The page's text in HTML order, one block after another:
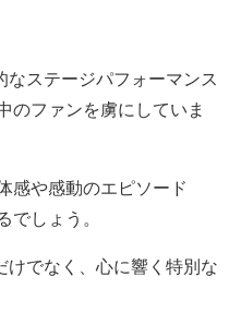
ステージパフォーマンス
のファンを虜にしていま
感や感動のエピソード
でしょう。
けでなく、心に響く特別な